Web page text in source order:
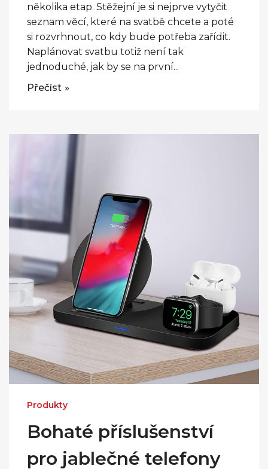
několika etap. Stěžejní je si nejprve vytyčit
seznam věcí, které na svatbě chcete a poté
si rozvrhnout, co kdy bude potřeba zařídit.
Naplánovat svatbu totiž není tak
jednoduché, jak by se na první...
Přečíst
Produkty
Bohaté příslušenství
pro jablečné telefony